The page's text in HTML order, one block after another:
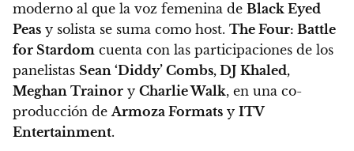
moderno al que la voz femenina de Black Eyed
Peas y solista se suma como host. The Four: Battle
for Stardom cuenta con las participaciones de los
panelistas Sean ‘Diddy’ Combs, DJ Khaled,
Meghan Trainor y Charlie Walk, en una co-
producción deArmoza Formats y ITV
Entertainment.